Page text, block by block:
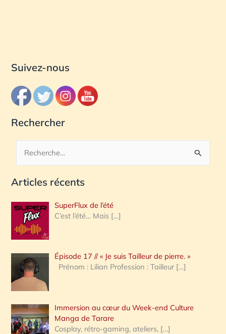
Suivez-nous
Rechercher
c
e
r
c
h
e
:
Articles récents
SuperFlux de l’été
C’est l’été… Mais […]
Épisode 17 // « Je suis Tailleur de pierre. »
Prénom : Lilian Profession : Tailleur […]
Immersion au cœur du Week-end Culture
Manga de Tarare
Cosplay, rétro-gaming, ateliers, […]